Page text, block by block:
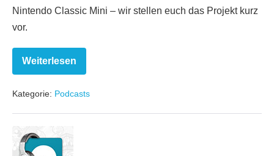
Nintendo Classic Mini – wir stellen euch das Projekt kurz
vor.
Weiterlesen
NES-
Classic-
gestartet!
Kategorie: Podcasts
N
Insider